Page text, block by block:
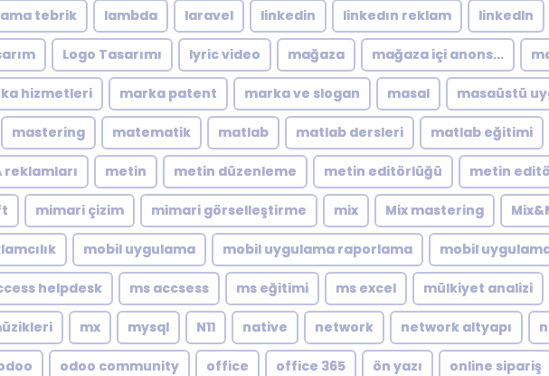
tebrik lambda laravel linkedin linkedın reklam linkedln
Logo Tasarımı lyric video mağaza mağaza içi anons...
hizmetleri marka patent marka ve slogan masal masaüstü
mastering matematik matlab matlab dersleri matlab eğitimi
reklamları metin metin düzenleme metin editörlüğü metin
mimari çizim mimari görselleştirme mix Mix mastering
mobil uygulama mobil uygulama raporlama mobil
helpdesk ms accsess ms eğitimi ms excel mülkiyet analizi
mx mysql N11 native network network altyapı
odoo community office office 365 ön yazı online sipariş